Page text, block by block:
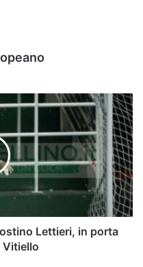
Lettieri, in porta
Vitiello